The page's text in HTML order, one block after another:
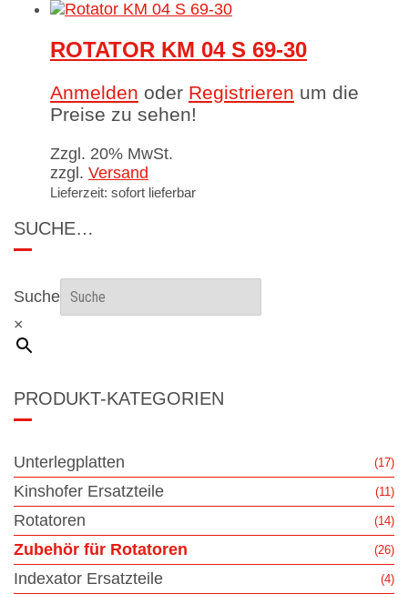
ROTATOR KM 04 S 69-30
Anmelden oder Registrieren um die
Preise zu sehen!
Zzgl. 20% MwSt.
zzgl. Versand
Lieferzeit: sofort lieferbar
SUCHE…
Suche
×
PRODUKT-KATEGORIEN
Unterlegplatten (17)
Kinshofer Ersatzteile (11)
Rotatoren (14)
Zubehör für Rotatoren (26)
Indexator Ersatzteile (4)